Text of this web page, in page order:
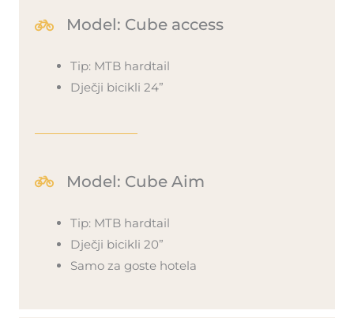
Model: Cube access
Tip: MTB hardtail
Dječji bicikli 24”
Model: Cube Aim
Tip: MTB hardtail
Dječji bicikli 20”
Samo za goste hotela